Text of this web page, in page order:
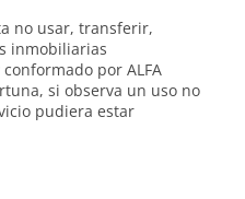
no usar, transferir,
inmobiliarias
por ALFA
si observa un uso no
pudiera estar